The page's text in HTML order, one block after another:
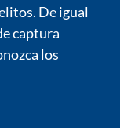
De igual
captura
los